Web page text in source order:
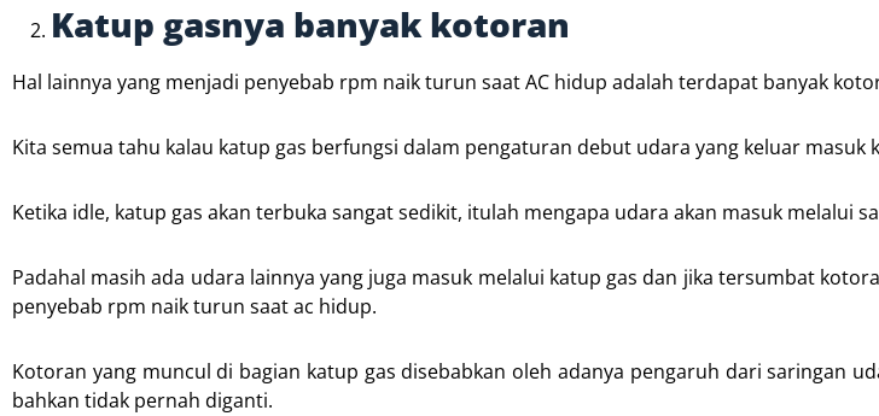
Katup gasnya banyak kotoran
Hal lainnya yang menjadi penyebab rpm naik turun saat AC hidup adalah terdapat banyak
Kita semua tahu kalau katup gas berfungsi dalam pengaturan debut udara yang keluar masuk
Ketika idle, katup gas akan terbuka sangat sedikit, itulah mengapa udara akan masuk melalui
Padahal masih ada udara lainnya yang juga masuk melalui katup gas dan jika tersumbat
penyebab rpm naik turun saat ac hidup.
Kotoran yang muncul di bagian katup gas disebabkan oleh adanya pengaruh dari saringan
bahkan tidak pernah diganti.